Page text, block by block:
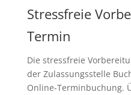
Stressfreie
Termin
Die stressfreie
der Zulassungsstelle
Online-Terminbuchung.